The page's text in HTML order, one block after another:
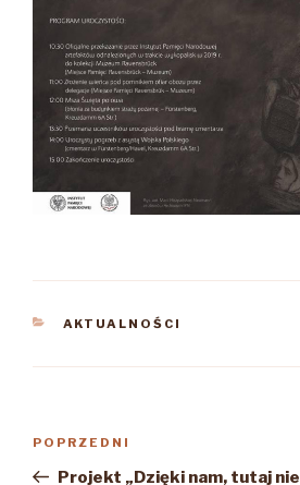
KATEGORIE
AKTUALNOŚCI
Poprzedni
wpis
POPRZEDNI
Projekt „Dzięki nam, tutaj